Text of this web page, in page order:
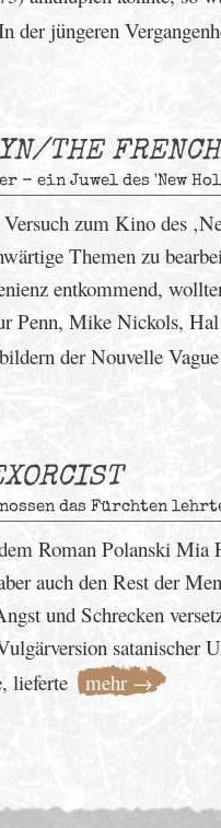
der jüngeren
THE
Juwel des 'New
zum Kino des
Themen zu
entkommend,
Penn, Mike Nickols,
der Nouvelle
das Fürchten
Roman Polanski
auch den Rest der
und Schrecken
satanischer
lieferte
mehr →